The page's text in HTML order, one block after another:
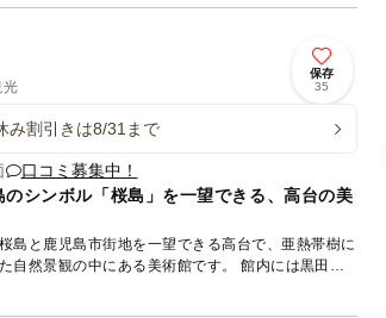
光
保存
35
み割引きは8/31まで
口コミ募集中！
のシンボル「桜島」を一望できる、高台の美
島と鹿児島市街地を一望できる高台で、亜熱帯樹に
自然景観の中にある美術館です。 館内には黒田清
郷土出身作家やロダン、シャガールといった海外巨